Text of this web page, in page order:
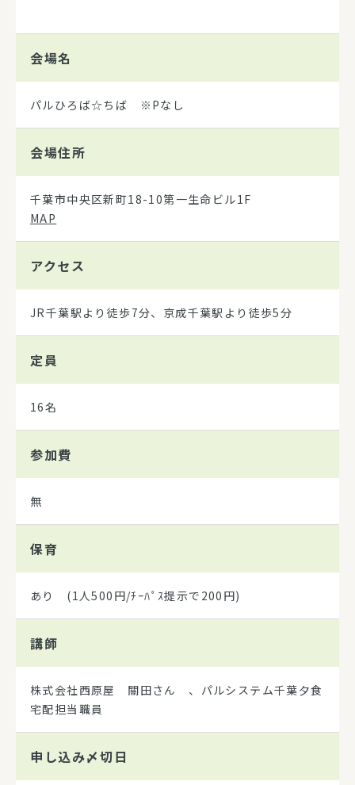
会場名
パルひろば☆ちば ※Pなし
会場住所
千葉市中央区新町18-10第一生命ビル1F
MAP
アクセス
JR千葉駅より徒歩7分、京成千葉駅より徒歩5分
定員
16名
参加費
無
保育
あり (1人500円/ﾁｰﾊﾟｽ提示で200円)
講師
株式会社西原屋 關田さん 、パルシステム千葉夕食
宅配担当職員
申し込み〆切日